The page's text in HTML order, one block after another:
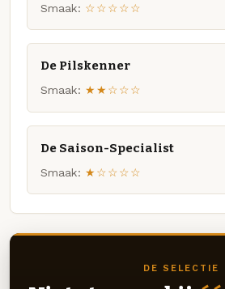
Smaak: ☆☆☆☆☆
De Pilskenner
Smaak: ★★☆☆☆
De Saison-Specialist
Smaak: ★☆☆☆☆
DE SELECTIE